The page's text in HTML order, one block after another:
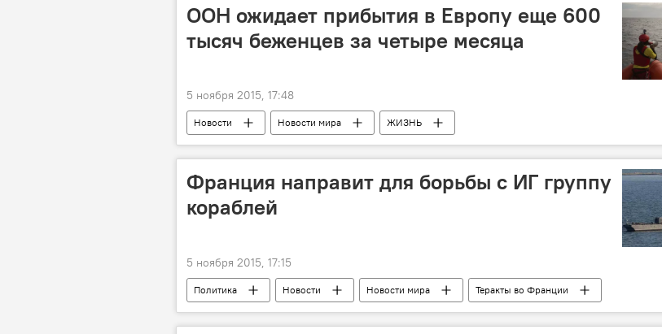
Вооружение
Озабоченность
ООН ожидает прибытия в Европу еще 600
тысяч беженцев за четыре месяца
5 ноября 2015, 17:48
Новости Новости мира ЖИЗНЬ
Франция направит для борьбы с ИГ группу
кораблей
5 ноября 2015, 17:15
Политика Новости Новости мира Теракты во Франции